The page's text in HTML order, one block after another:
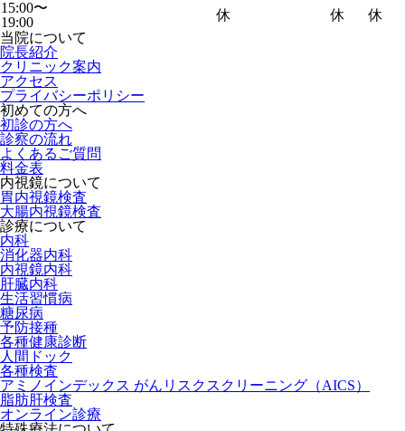
15:00〜
19:00
休 休
休
当院について
院長紹介
クリニック案内
アクセス
プライバシーポリシー
初めての方へ
初診の方へ
診察の流れ
よくあるご質問
料金表
内視鏡について
胃内視鏡検査
大腸内視鏡検査
診療について
内科
消化器内科
内視鏡内科
肝臓内科
生活習慣病
糖尿病
予防接種
各種健康診断
人間ドック
各種検査
アミノインデックス がんリスクスクリーニング（AICS）
脂肪肝検査
オンライン診療